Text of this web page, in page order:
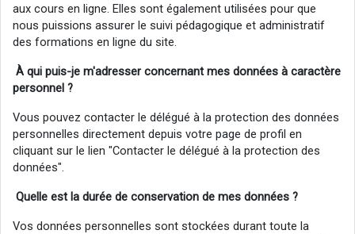
aux cours en ligne. Elles sont également utilisées pour que
nous puissions assurer le suivi pédagogique et administratif
des formations en ligne du site.
À qui puis-je m'adresser concernant mes données à caractère
personnel ?
Vous pouvez contacter le délégué à la protection des données
personnelles directement depuis votre page de profil en
cliquant sur le lien "Contacter le délégué à la protection des
données".
Quelle est la durée de conservation de mes données ?
Vos données personnelles sont stockées durant toute la